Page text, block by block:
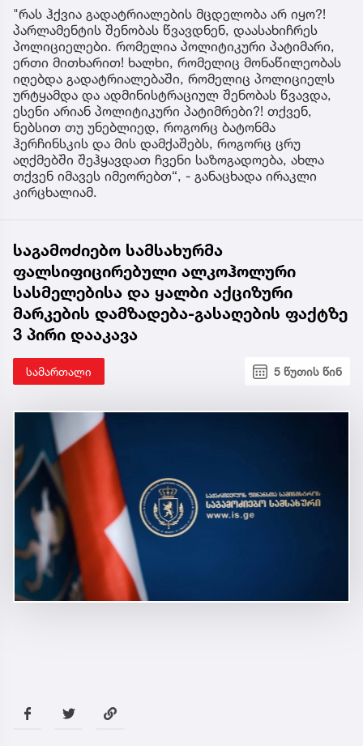
"რას ჰქვია გადატრიალების მცდელობა არ იყო?!
პარლამენტის შენობას წვავდნენ, დაასახიჩრეს
პოლიციელები. რომელია პოლიტიკური პატიმარი,
ერთი მითხარით! ხალხი, რომელიც მონაწილეობას
იღებდა გადატრიალებაში, რომელიც პოლიციელს
ურტყამდა და ადმინისტრაციულ შენობას წვავდა,
ესენი არიან პოლიტიკური პატიმრები?! თქვენ,
ნებსით თუ უნებლიედ, როგორც ბატონმა
ჰერჩინსკის და მის დამქაშებს, როგორც ცრუ
აღქმებში შეჰყავდათ ჩვენი საზოგადოება, ახლა
თქვენ იმავეს იმეორებთ“, - განაცხადა ირაკლი
კირცხალიამ.
საგამოძიებო სამსახურმა
ფალსიფიცირებული ალკოჰოლური
სასმელებისა და ყალბი აქციზური
მარკების დამზადება-გასაღების ფაქტზე
3 პირი დააკავა
სამართალი 5 წუთის წინ